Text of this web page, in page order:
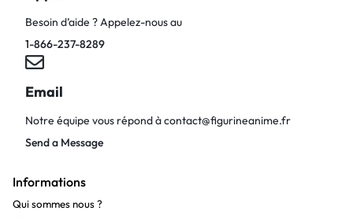
Besoin d’aide ? Appelez-nous au
1-866-237-8289
Email
Notre équipe vous répond àcontact@figurineanime.fr
Send a Message
Informations
Qui sommes nous ?